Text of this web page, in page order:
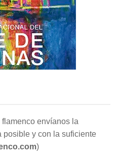
envíanos la
posible y con la suficiente
)